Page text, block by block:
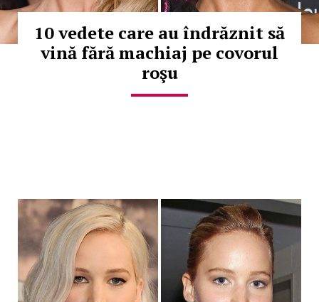
10 vedete care au îndrăznit să
vină fără machiaj pe covorul
roşu